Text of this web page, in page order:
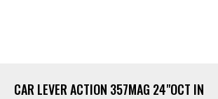
CAR LEVER ACTION 357MAG 24"OCT IN